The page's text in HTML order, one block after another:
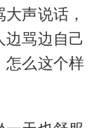
声说话，
边骂边自己
怎么这个样